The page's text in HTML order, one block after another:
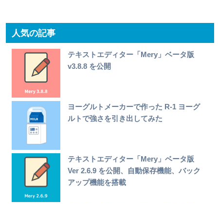
人気の記事
テキストエディター「Mery」ベータ版
v3.8.8 を公開
ヨーグルトメーカーで作った R-1 ヨーグ
ルトで強さを引き出してみた
テキストエディター「Mery」ベータ版
Ver 2.6.9 を公開、自動保存機能、バック
アップ機能を搭載